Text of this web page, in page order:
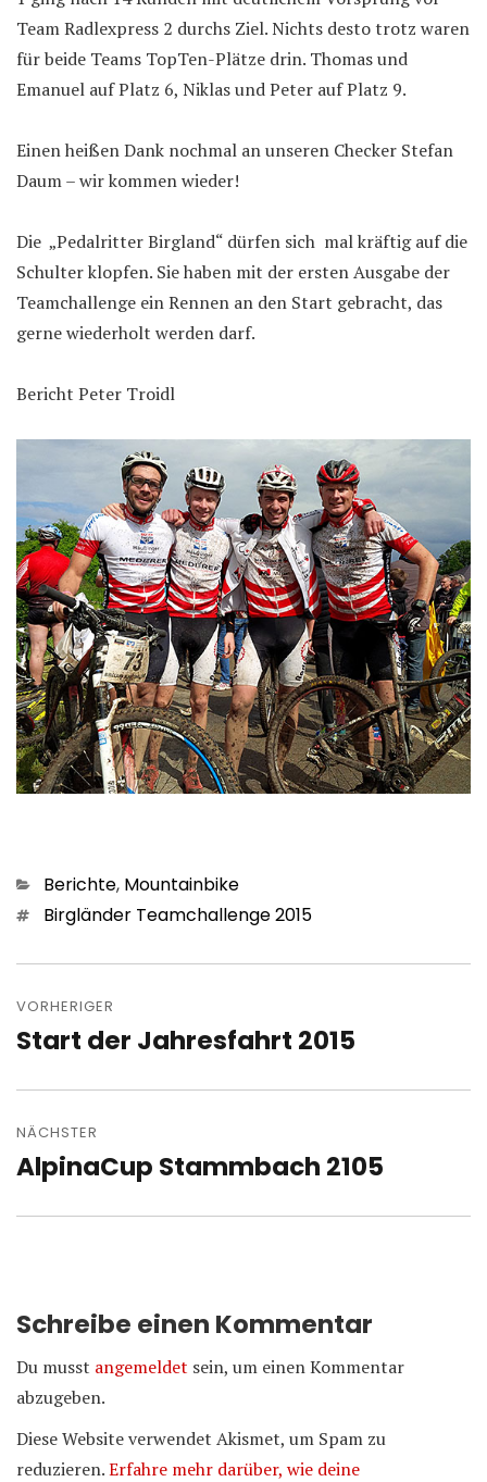
Team Radlexpress 2 durchs Ziel. Nichts desto trotz waren
für beide Teams TopTen-Plätze drin. Thomas und
Emanuel auf Platz 6, Niklas und Peter auf Platz 9.
Einen heißen Dank nochmal an unseren Checker Stefan
Daum – wir kommen wieder!
Die „Pedalritter Birgland“ dürfen sich mal kräftig auf die
Schulter klopfen. Sie haben mit der ersten Ausgabe der
Teamchallenge ein Rennen an den Start gebracht, das
gerne wiederholt werden darf.
Bericht Peter Troidl
Kategorien
Berichte, Mountainbike
Schlagwörter
Birgländer Teamchallenge 2015
VORHERIGER
Vorheriger
Start der Jahresfahrt 2015
NÄCHSTER
Nächster
AlpinaCup Stammbach 2105
Schreibe einen Kommentar
Du musst angemeldet sein, um einen Kommentar
abzugeben.
Diese Website verwendet Akismet, um Spam zu
reduzieren.Erfahre mehr darüber, wie deine